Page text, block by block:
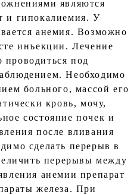
являются
и гипокалиемия. У
анемия. Возможно
инъекции. Лечение
под
Необходимо
больного, массой его
кровь, мочу,
состояние почек и
после вливания
сделать перерыв в
перерывы между
анемии препарат
железа. При